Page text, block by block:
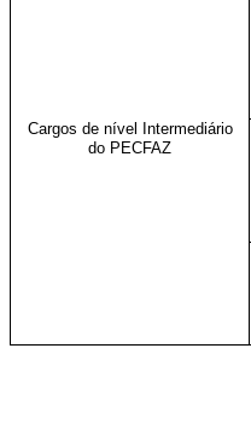
Cargos de nível Intermediário
do PECFAZ